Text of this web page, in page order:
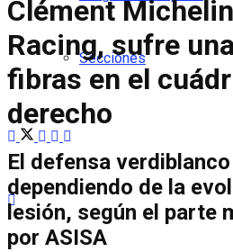
Secciones
Clément
Racing, sufre
fibras en el
derecho
El defensa
dependiendo de la
lesión, según el parte
por ASISA